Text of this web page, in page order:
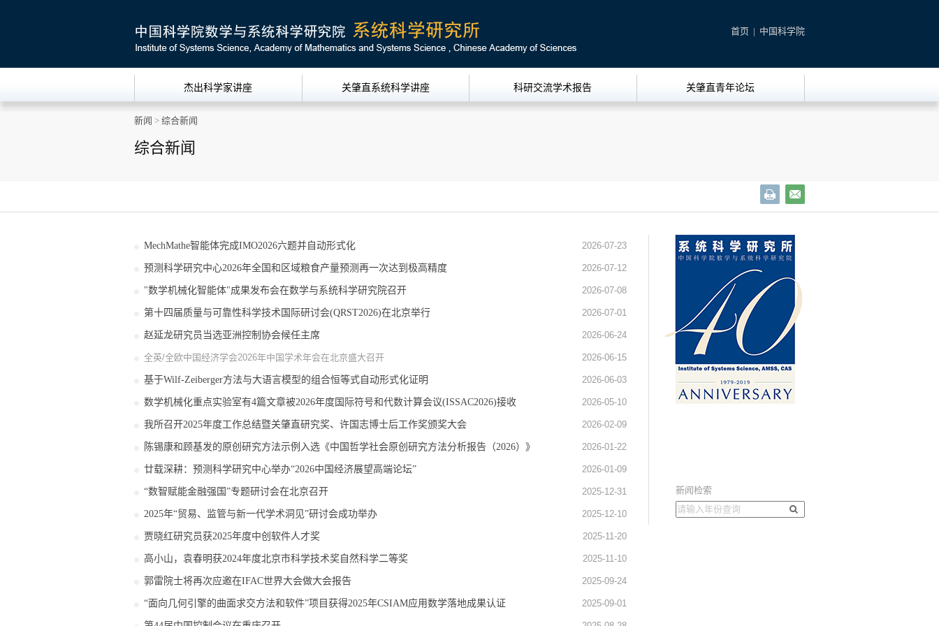
首页 | 中国科学院
杰出科学家讲座 关肇直系统科学讲座 科研交流学术报告 关肇直青年论坛
新闻 > 综合新闻
综合新闻
2026-07-23
MechMathe智能体完成IMO2026六题并自动形式化
2026-07-12
预测科学研究中心2026年全国和区域粮食产量预测再一次达到极高精度
2026-07-08
"数学机械化智能体"成果发布会在数学与系统科学研究院召开
2026-07-01
第十四届质量与可靠性科学技术国际研讨会(QRST2026)在北京举行
2026-06-24
赵延龙研究员当选亚洲控制协会候任主席
2026-06-15
全英/全欧中国经济学会2026年中国学术年会在北京盛大召开
2026-06-03
基于Wilf-Zeiberger方法与大语言模型的组合恒等式自动形式化证明
2026-05-10
数学机械化重点实验室有4篇文章被2026年度国际符号和代数计算会议(ISSAC2026)接收
2026-02-09
我所召开2025年度工作总结暨关肇直研究奖、许国志博士后工作奖颁奖大会
2026-01-22
陈锡康和顾基发的原创研究方法示例入选《中国哲学社会原创研究方法分析报告（2026）》
2026-01-09
廿载深耕：预测科学研究中心举办“2026中国经济展望高端论坛”
2025-12-31
“数智赋能金融强国”专题研讨会在北京召开
2025-12-10
2025年“贸易、监管与新一代学术洞见”研讨会成功举办
2025-11-20
贾晓红研究员获2025年度中创软件人才奖
2025-11-10
高小山，袁春明获2024年度北京市科学技术奖自然科学二等奖
2025-09-24
郭雷院士将再次应邀在IFAC世界大会做大会报告
2025-09-01
“面向几何引擎的曲面求交方法和软件”项目获得2025年CSIAM应用数学落地成果认证
新闻检索